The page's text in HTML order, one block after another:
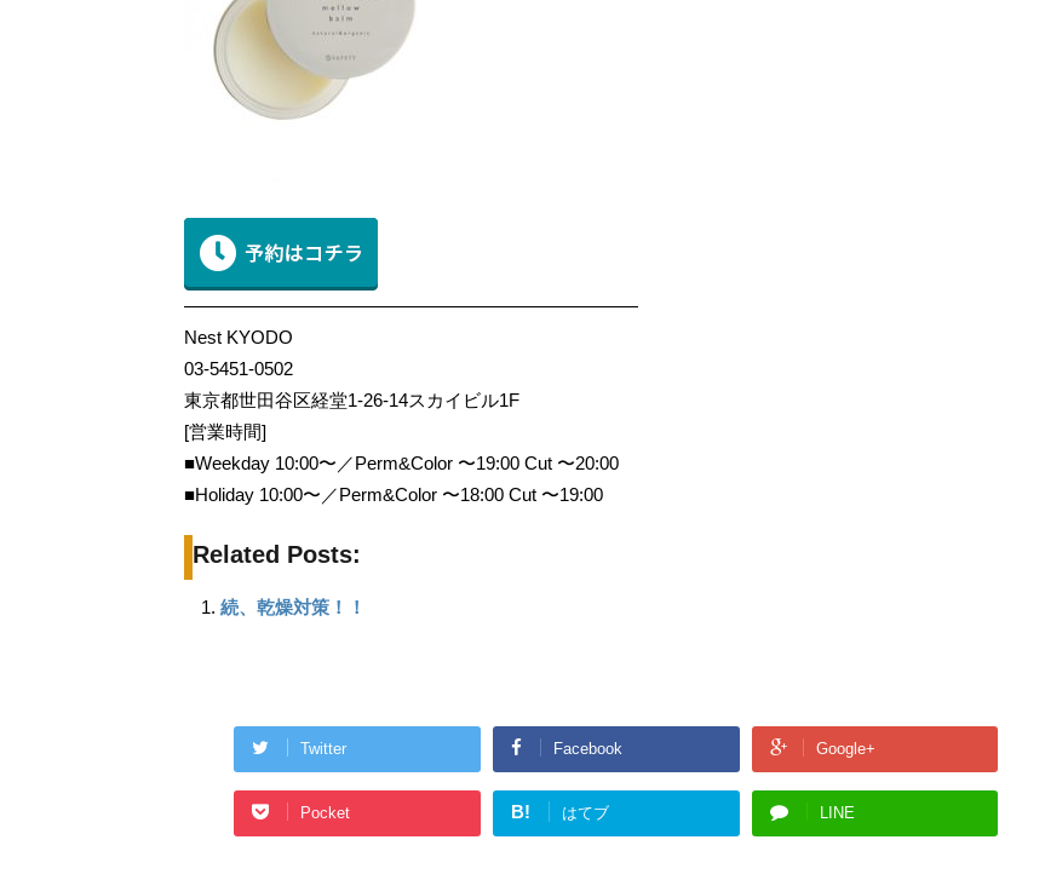
—————————————————————————
Nest KYODO
03-5451-0502
東京都世田谷区経堂1-26-14スカイビル1F
[営業時間]
■Weekday 10:00〜／Perm&Color 〜19:00 Cut 〜20:00
■Holiday 10:00〜／Perm&Color 〜18:00 Cut 〜19:00
Related Posts:
続、乾燥対策！！
Twitter Facebook Google+
Pocket B! はてブ LINE